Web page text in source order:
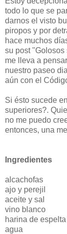
todo lo que se
darnos el visto
piropos y por
hace muchos
su post
me lleva a
nuestro paseo
aún con el
Si ésto sucede
superiores?.
no me puedo
entonces, una
Ingredientes
alcachofas
ajo y perejil
aceite y sal
vino blanco
harina de espelta
agua